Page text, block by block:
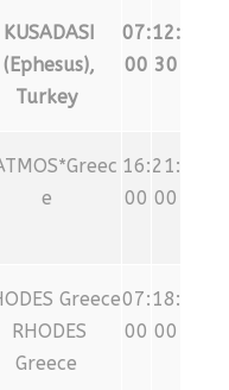
KUSADASI
(Ephesus),
Turkey
07:
00
12:
30
e
16:
00
21:
00
Greece
RHODES
Greece
07:
00
18:
00